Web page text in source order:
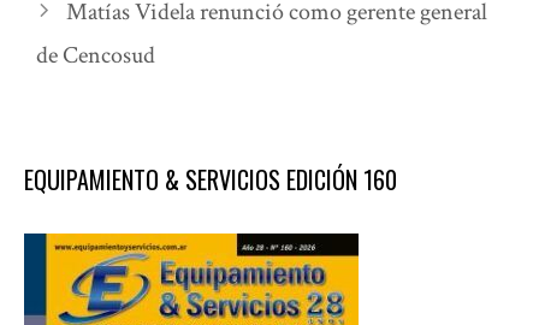
Matías Videla renunció como gerente general
de Cencosud
EQUIPAMIENTO & SERVICIOS EDICIÓN 160